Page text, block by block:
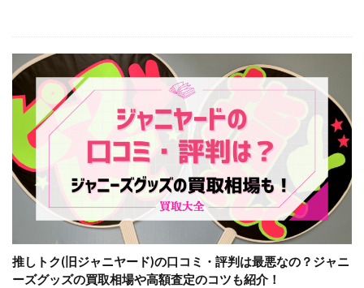
推しトク(旧ジャニヤード)の口コミ・評判は最悪なの？ジャニ
ーズグッズの買取相場や高額査定のコツも紹介！